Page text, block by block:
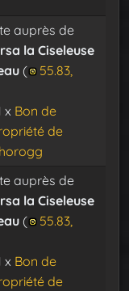
auprès de
la Ciseleuse
(
55.83,
x Bon de
de
auprès de
la Ciseleuse
(
55.83,
x Bon de
de